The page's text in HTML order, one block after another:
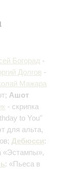
Богорад -
Долгов -
Мажара
Ашот
- скрипка
to You"
для альта,
Дебюсси:
«Эстампы»,
: «Пьеса в